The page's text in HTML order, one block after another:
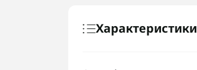
Характеристики